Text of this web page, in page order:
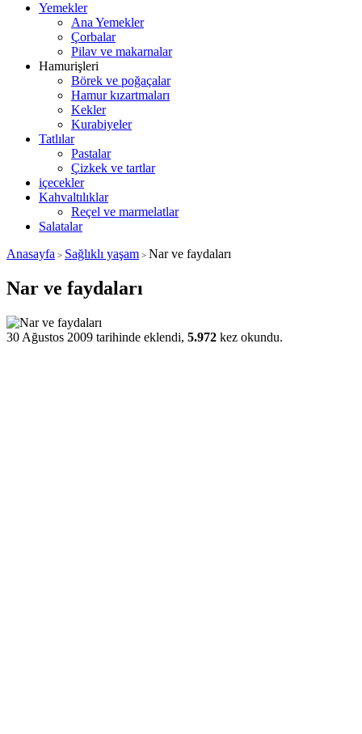
Yemekler
Ana Yemekler
Çorbalar
Pilav ve makarnalar
Hamurişleri
Börek ve poğaçalar
Hamur kızartmaları
Kekler
Kurabiyeler
Tatlılar
Pastalar
Çizkek ve tartlar
içecekler
Kahvaltılıklar
Reçel ve marmelatlar
Salatalar
Anasayfa > Sağlıklı yaşam > Nar ve faydaları
Nar ve faydaları
30 Ağustos 2009 tarihinde eklendi, 5.972 kez okundu.